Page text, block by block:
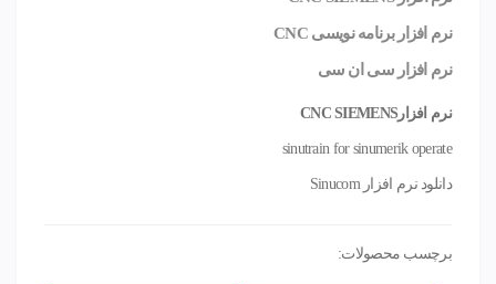
نرم افزار برنامه نویسی CNC
نرم افزار سی ان سی
نرم افزارCNC SIEMENS
sinutrain for sinumerik operate
دانلود نرم افزار Sinucom
برچسب محصولات: